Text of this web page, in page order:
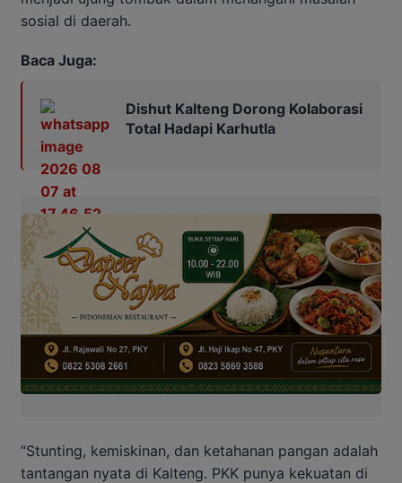
sosial di daerah.
Baca Juga:
Dishut Kalteng Dorong Kolaborasi
Total Hadapi Karhutla
“Stunting, kemiskinan, dan ketahanan pangan adalah
tantangan nyata di Kalteng. PKK punya kekuatan di